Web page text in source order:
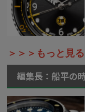
＞＞＞もっと見る
編集長：船平の